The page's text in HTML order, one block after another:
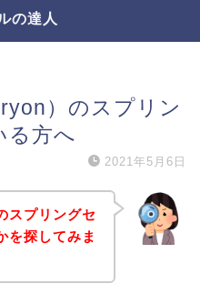
の達人
）のスプリン
る方へ
2021年5月6日
スプリングセ
を探してみま